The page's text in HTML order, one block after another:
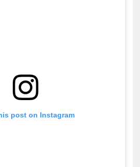
post on Instagram